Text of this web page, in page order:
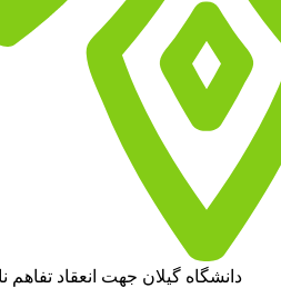
دانشگاه گیلان جهت انعقاد